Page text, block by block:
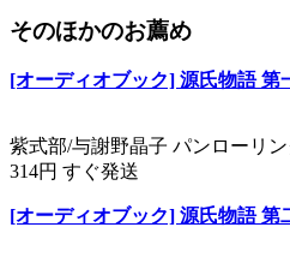
そのほかのお薦め
[オーディオブック] 源氏物語 第
紫式部/与謝野晶子 パンローリ
314円 すぐ発送
[オーディオブック] 源氏物語 第